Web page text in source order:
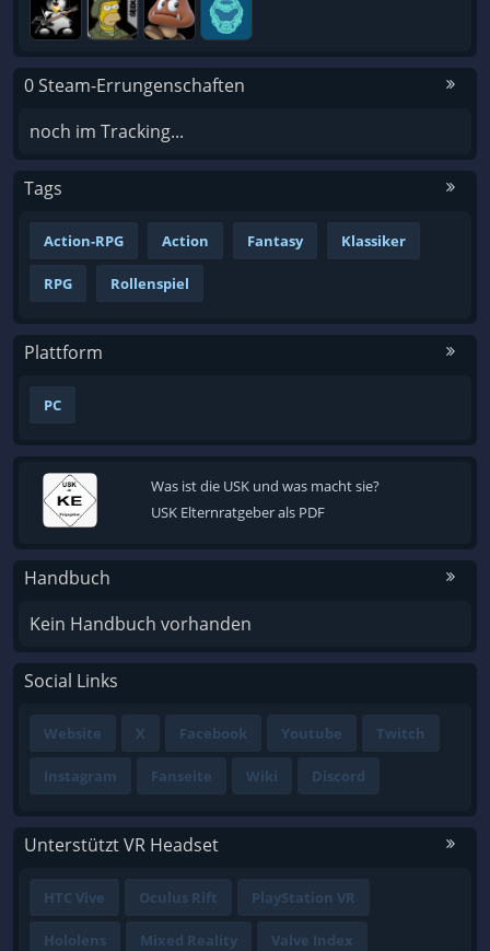
0 Steam-Errungenschaften
noch im Tracking...
Tags
Action-RPG Action Fantasy Klassiker
RPG Rollenspiel
Plattform
PC
Was ist die USK und was macht sie?
USK Elternratgeber als PDF
Handbuch
Kein Handbuch vorhanden
Social Links
Website X Facebook Youtube Twitch
Instagram Fanseite Wiki Discord
Unterstützt VR Headset
HTC Vive Oculus Rift PlayStation VR
Hololens Mixed Reality Valve Index